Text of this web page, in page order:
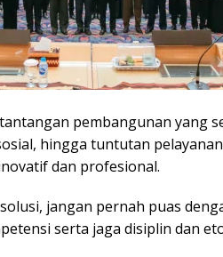
pembangunan yang
hingga tuntutan
dan profesional.
jangan pernah puas
serta jaga disiplin dan